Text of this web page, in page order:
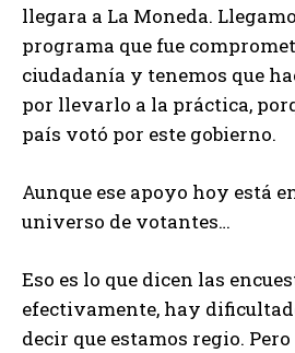
llegara a La Moneda.
programa que fue
ciudadanía y tenemos que
por llevarlo a la práctica,
país votó por este gobierno.
Aunque ese apoyo hoy está
universo de votantes…
Eso es lo que dicen las
efectivamente, hay
decir que estamos regio.